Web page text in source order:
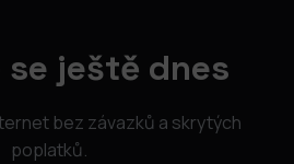
ještě dnes
bez závazků a skrytých
poplatků.